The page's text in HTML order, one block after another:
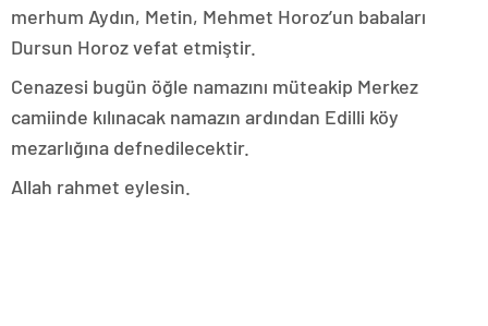
merhum Aydın, Metin, Mehmet Horoz’un babaları
Dursun Horoz vefat etmiştir.
Cenazesi bugün öğle namazını müteakip Merkez
camiinde kılınacak namazın ardından Edilli köy
mezarlığına defnedilecektir.
Allah rahmet eylesin.